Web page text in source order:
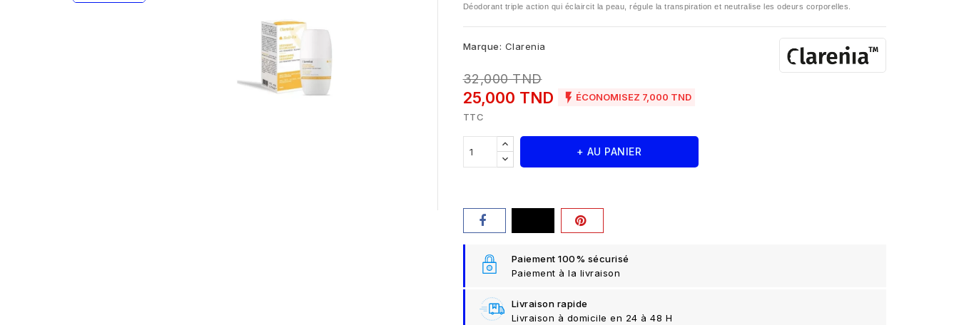
Déodorant triple action qui éclaircit la peau, régule la transpiration et neutralise les odeurs corporelles.
Marque: Clarenia
32,000 TND
25,000 TND  ÉCONOMISEZ 7,000 TND
TTC
+ AU PANIER
Paiement 100% sécurisé
Paiement à la livraison
Livraison rapide
Livraison à domicile en 24 à 48 H